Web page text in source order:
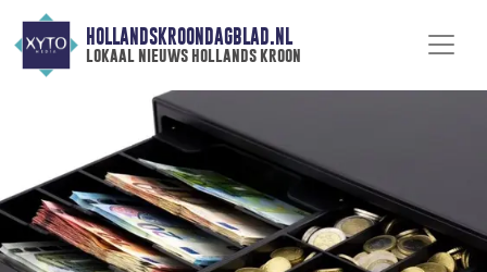
HOLLANDSKROONDAGBLAD.NL
lokaal nieuws hollands kroon